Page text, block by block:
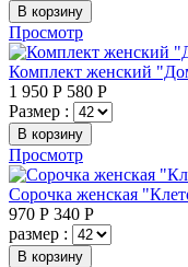
В корзину
Просмотр
Комплект женский
1 950 Р 580 Р
Размер :
В корзину
Просмотр
Сорочка женская
970 Р 340 Р
размер :
В корзину